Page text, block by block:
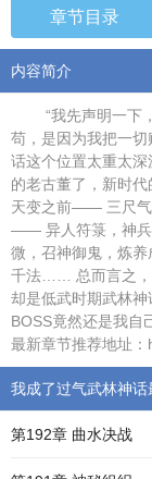
章节目录
内容简介
“我先声明一下，
苟，是因为我把一切
话这个位置太重太深
的老古董了，新时
天变之前—— 三尺气
—— 异人符箓，神兵
微，召神御鬼，炼
千法…… 总而言之，
却是低武时期武林神
BOSS竟然还是我自
最新章节推荐地址
我成了过气武林神
第192章 曲水决战